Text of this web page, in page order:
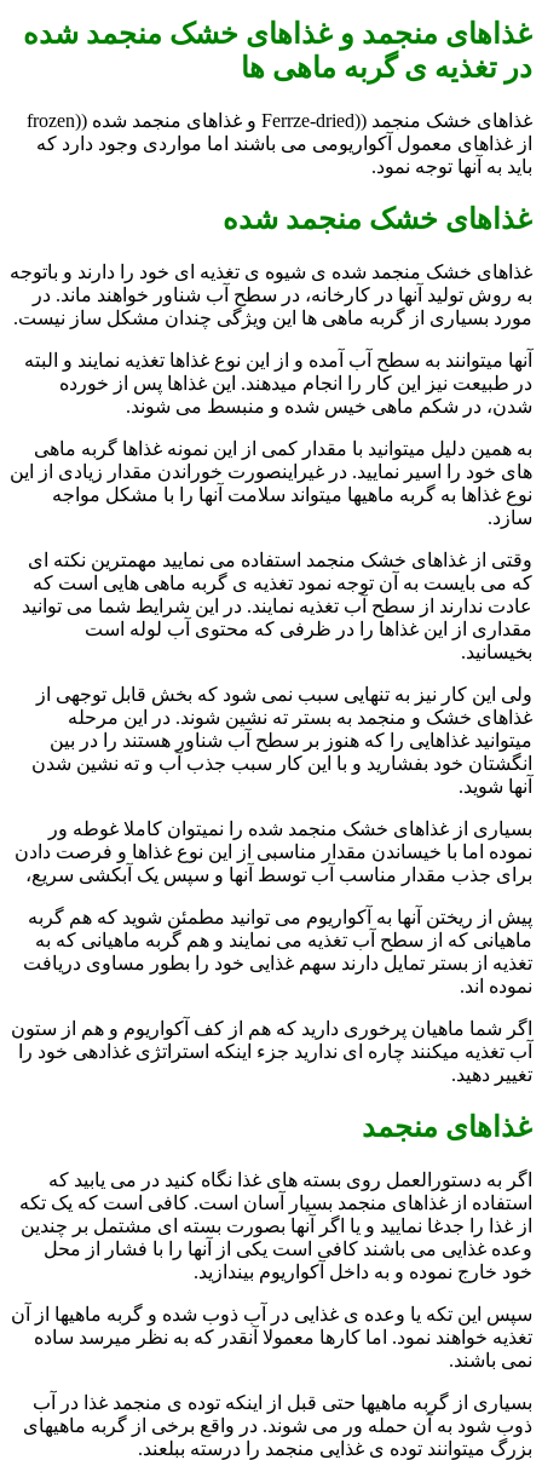
غذاهای منجمد و غذاهای خشک منجمد شده
در تغذیه ی گربه ماهی ها
غذاهای خشک منجمد ((Ferrze-dried و غذاهای منجمد شده ((frozen
از غذاهای معمول آکواریومی می باشند اما مواردی وجود دارد که
باید به آنها توجه نمود.
غذاهای خشک منجمد شده
غذاهای خشک منجمد شده ی شیوه ی تغذیه ای خود را دارند و باتوجه
به روش تولید آنها در کارخانه، در سطح آب شناور خواهند ماند. در
مورد بسیاری از گربه ماهی ها این ویژگی چندان مشکل ساز نیست.
آنها میتوانند به سطح آب آمده و از این نوع غذاها تغذیه نمایند و البته
در طبیعت نیز این کار را انجام میدهند. این غذاها پس از خورده
شدن، در شکم ماهی خیس شده و منبسط می شوند.
به همین دلیل میتوانید با مقدار کمی از این نمونه غذاها گربه ماهی
های خود را اسیر نمایید. در غیراینصورت خوراندن مقدار زیادی از این
نوع غذاها به گربه ماهیها میتواند سلامت آنها را با مشکل مواجه
سازد.
وقتی از غذاهای خشک منجمد استفاده می نمایید مهمترین نکته ای
که می بایست به آن توجه نمود تغذیه ی گربه ماهی هایی است که
عادت ندارند از سطح آب تغذیه نمایند. در این شرایط شما می توانید
مقداری از این غذاها را در ظرفی که محتوی آب لوله است
بخیسانید.
ولی این کار نیز به تنهایی سبب نمی شود که بخش قابل توجهی از
غذاهای خشک و منجمد به بستر ته نشین شوند. در این مرحله
میتوانید غذاهایی را که هنوز بر سطح آب شناور هستند را در بین
انگشتان خود بفشارید و با این کار سبب جذب آب و ته نشین شدن
آنها شوید.
بسیاری از غذاهای خشک منجمد شده را نمیتوان کاملا غوطه ور
نموده اما با خیساندن مقدار مناسبی از این نوع غذاها و فرصت دادن
برای جذب مقدار مناسب آب توسط آنها و سپس یک آبکشی سریع،
پیش از ریختن آنها به آکواریوم می توانید مطمئن شوید که هم گربه
ماهیانی که از سطح آب تغذیه می نمایند و هم گربه ماهیانی که به
تغذیه از بستر تمایل دارند سهم غذایی خود را بطور مساوی دریافت
نموده اند.
اگر شما ماهیان پرخوری دارید که هم از کف آکواریوم و هم از ستون
آب تغذیه میکنند چاره ای ندارید جزء اینکه استراتژی غذادهی خود را
تغییر دهید.
غذاهای منجمد
اگر به دستورالعمل روی بسته های غذا نگاه کنید در می یابید که
استفاده از غذاهای منجمد بسیار آسان است. کافی است که یک تکه
از غذا را جدغا نمایید و یا اگر آنها بصورت بسته ای مشتمل بر چندین
وعده غذایی می باشند کافی است یکی از آنها را با فشار از محل
خود خارج نموده و به داخل آکواریوم بیندازید.
سپس این تکه یا وعده ی غذایی در آب ذوب شده و گربه ماهیها از آن
تغذیه خواهند نمود. اما کارها معمولا آنقدر که به نظر میرسد ساده
نمی باشند.
بسیاری از گربه ماهیها حتی قبل از اینکه توده ی منجمد غذا در آب
ذوب شود به آن حمله ور می شوند. در واقع برخی از گربه ماهیهای
بزرگ میتوانند توده ی غذایی منجمد را درسته ببلعند.